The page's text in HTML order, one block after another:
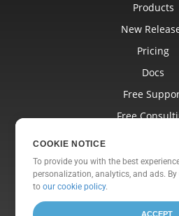
Products
New
Pricing
Docs
Free
Free
Websites
About
COOKIE NOTICE
To provide you with the best
personalization, analytics, and ads.
toour cookie policy.
ACCEPT